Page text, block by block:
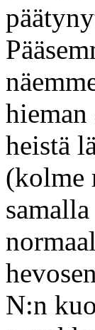
heistä
(kolme
N:n